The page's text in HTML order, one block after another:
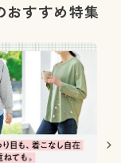
おすすめ特集